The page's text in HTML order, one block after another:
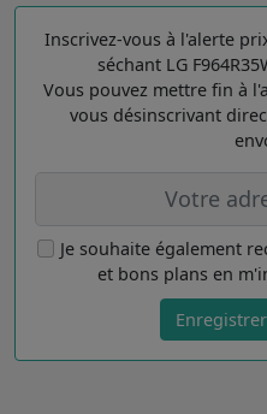
Inscrivez-vous à l'alerte
séchant LG
Vous pouvez mettre fin à
vous désinscrivant
Je souhaite également
et bons plans en